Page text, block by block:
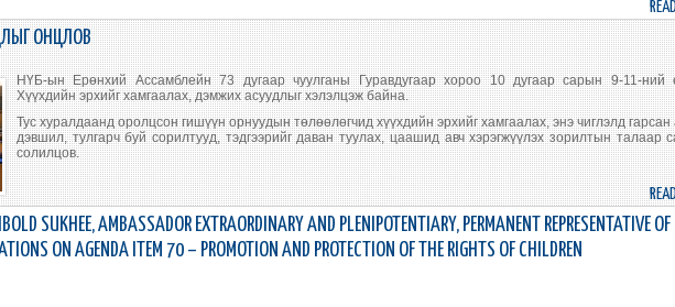
ОНЦЛОВ
НҮБ-ын Ерөнхий Ассамблейн 73 дугаар чуулганы Гуравдугаар хороо 10 дугаар сарын 9-11-ний
Хүүхдийн эрхийг хамгаалах, дэмжих асуудлыг хэлэлцэж байна.
Тус хуралдаанд оролцсон гишүүн орнуудын төлөөлөгчид хүүхдийн эрхийг хамгаалах, энэ чиглэлд гарсан
дэвшил, тулгарч буй сорилтууд, тэдгээрийг даван туулах, цаашид авч хэрэгжүүлэх зорилтын талаар
солилцов.
SUKHEE, AMBASSADOR EXTRAORDINARY AND PLENIPOTENTIARY, PERMANENT REPRESENTATIVE OF
ON AGENDA ITEM 70 – PROMOTION AND PROTECTION OF THE RIGHTS OF CHILDREN